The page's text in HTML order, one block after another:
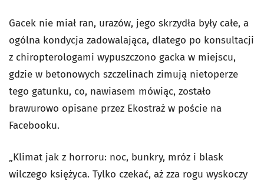
Gacek nie miał ran, urazów, jego skrzydła były całe, a
ogólna kondycja zadowalająca, dlatego po konsultacji
z chiropterologami wypuszczono gacka w miejscu,
gdzie w betonowych szczelinach zimują nietoperze
tego gatunku, co, nawiasem mówiąc, zostało
brawurowo opisane przez Ekostraż w poście na
Facebooku.
„Klimat jak z horroru: noc, bunkry, mróz i blask
wilczego księżyca. Tylko czekać, aż zza rogu wyskoczy